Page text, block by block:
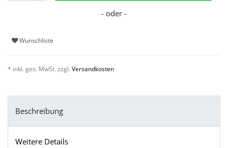
Wunschliste
* inkl. ges. MwSt. zzgl. Versandkosten
Beschreibung
Weitere Details